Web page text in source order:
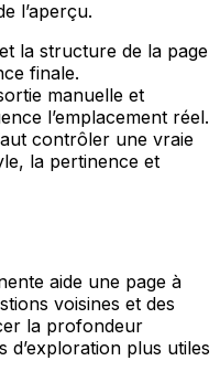
l’aperçu.
la structure de la page
finale.
manuelle et
l’emplacement réel.
contrôler une vraie
la pertinence et
aide une page à
voisines et des
la profondeur
d’exploration plus utiles